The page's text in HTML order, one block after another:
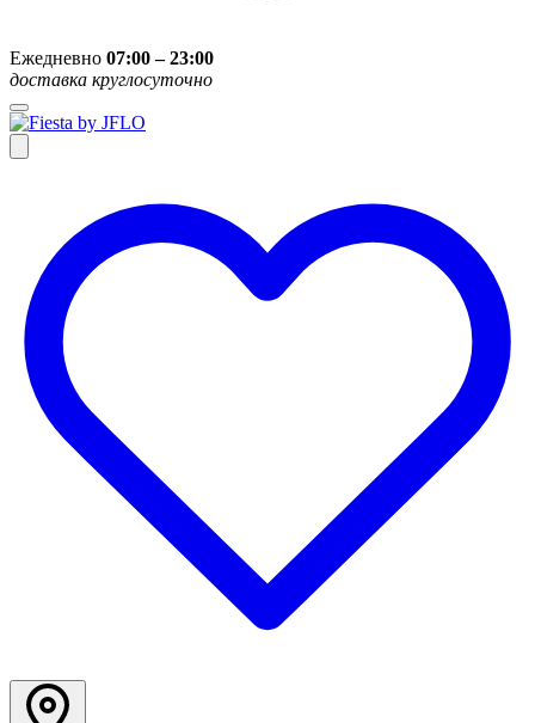
Ежедневно 07:00 – 23:00
доставка круглосуточно